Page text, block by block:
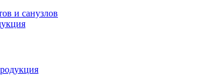
и санузлов